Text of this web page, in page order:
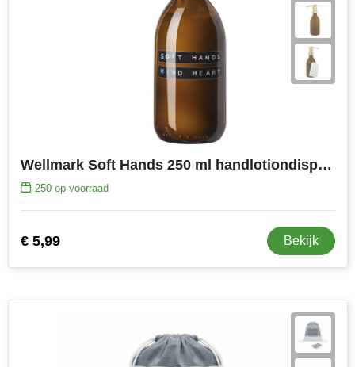
Wellmark Soft Hands 250 ml handlotiondispenser
250op voorraad
€ 5,99 Bekijk